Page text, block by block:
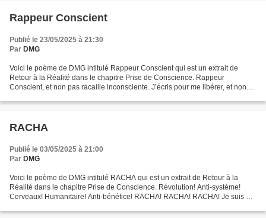
Rappeur Conscient
Publié le 23/05/2025 à 21:30
Par DMG
Voici le poème de DMG intitulé Rappeur Conscient qui est un extrait de
Retour à la Réalité dans le chapitre Prise de Conscience. Rappeur
Conscient, et non pas racaille inconsciente. J’écris pour me libérer, et non
RACHA
Publié le 03/05/2025 à 21:00
Par DMG
Voici le poème de DMG intitulé RACHA qui est un extrait de Retour à la
Réalité dans le chapitre Prise de Conscience. Révolution! Anti-système!
Cerveaux! Humanitaire! Anti-bénéfice! RACHA! RACHA! RACHA! Je suis un